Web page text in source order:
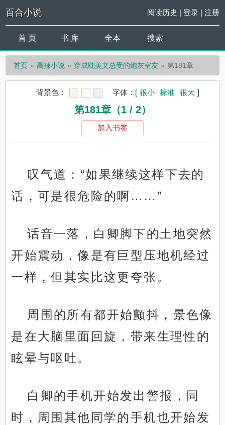
百合小说 阅读历史 | 登录| 注册
首 页 书 库 全本 搜索
首页 高辣小说 穿成耽美文总受的炮灰室友 第181章
背景色： 字体： [ 很小 标准 很大 ]
第181章（1 / 2）
加入书签
叹气道：“如果继续这样下去的
话，可是很危险的啊……”
话音一落，白卿脚下的土地突然
开始震动，像是有巨型压地机经过
一样，但其实比这更夸张。
周围的所有都开始颤抖，景色像
是在大脑里面回旋，带来生理性的
眩晕与呕吐。
白卿的手机开始发出警报，同
时，周围其他同学的手机也开始发